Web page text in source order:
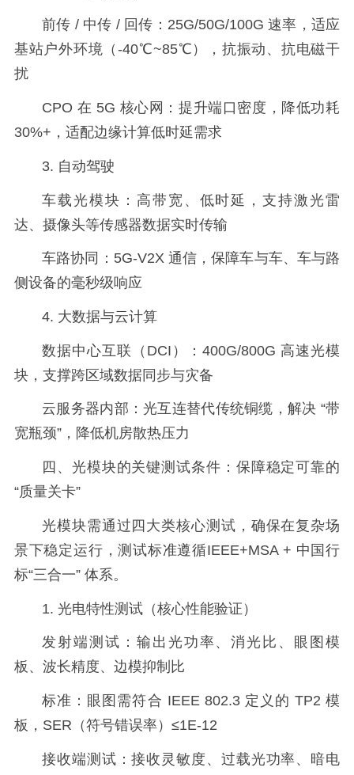
前传 / 中传 / 回传：25G/50G/100G 速率，适应
基站户外环境（-40℃~85℃），抗振动、抗电磁干
扰
CPO 在 5G 核心网：提升端口密度，降低功耗
30%+，适配边缘计算低时延需求
3. 自动驾驶
车载光模块：高带宽、低时延，支持激光雷
达、摄像头等传感器数据实时传输
车路协同：5G-V2X 通信，保障车与车、车与路
侧设备的毫秒级响应
4. 大数据与云计算
数据中心互联（DCI）：400G/800G 高速光模
块，支撑跨区域数据同步与灾备
云服务器内部：光互连替代传统铜缆，解决 “带
宽瓶颈”，降低机房散热压力
四、光模块的关键测试条件：保障稳定可靠的
“质量关卡”
光模块需通过四大类核心测试，确保在复杂场
景下稳定运行，测试标准遵循IEEE+MSA + 中国行
标“三合一” 体系。
1. 光电特性测试（核心性能验证）
发射端测试：输出光功率、消光比、眼图模
板、波长精度、边模抑制比
标准：眼图需符合 IEEE 802.3 定义的 TP2 模
板，SER（符号错误率）≤1E-12
接收端测试：接收灵敏度、过载光功率、暗电